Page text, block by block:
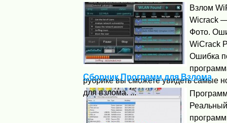
Взлом
Wicrack
Фото.
WiCrack
Ошибка
рубрике вы сможете увидеть самые
для взлома. ...
Сборник Программ для Взлома